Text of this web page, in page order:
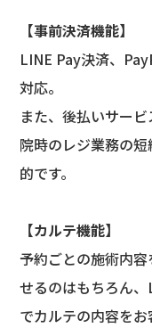
【事前決済機能】
LINE Pay決済、
対応。
また、後払いサー
院時のレジ業務の
的です。
【カルテ機能】
予約ごとの施術内
せるのはもちろん
でカルテの内容をお